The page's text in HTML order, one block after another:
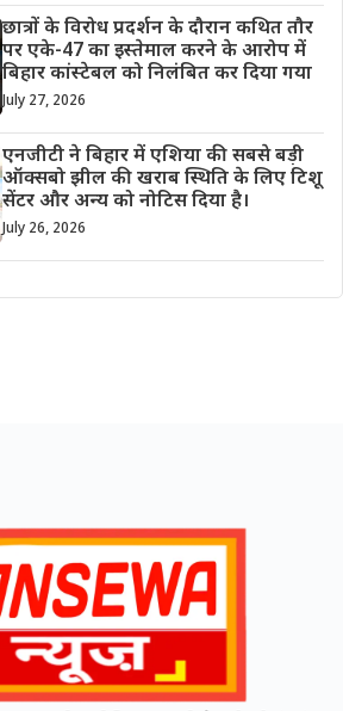
छात्रों के विरोध प्रदर्शन के दौरान कथित तौर
पर एके-47 का इस्तेमाल करने के आरोप में
बिहार कांस्टेबल को निलंबित कर दिया गया
July 27, 2026
एनजीटी ने बिहार में एशिया की सबसे बड़ी
ऑक्सबो झील की खराब स्थिति के लिए टिशू
सेंटर और अन्य को नोटिस दिया है।
July 26, 2026